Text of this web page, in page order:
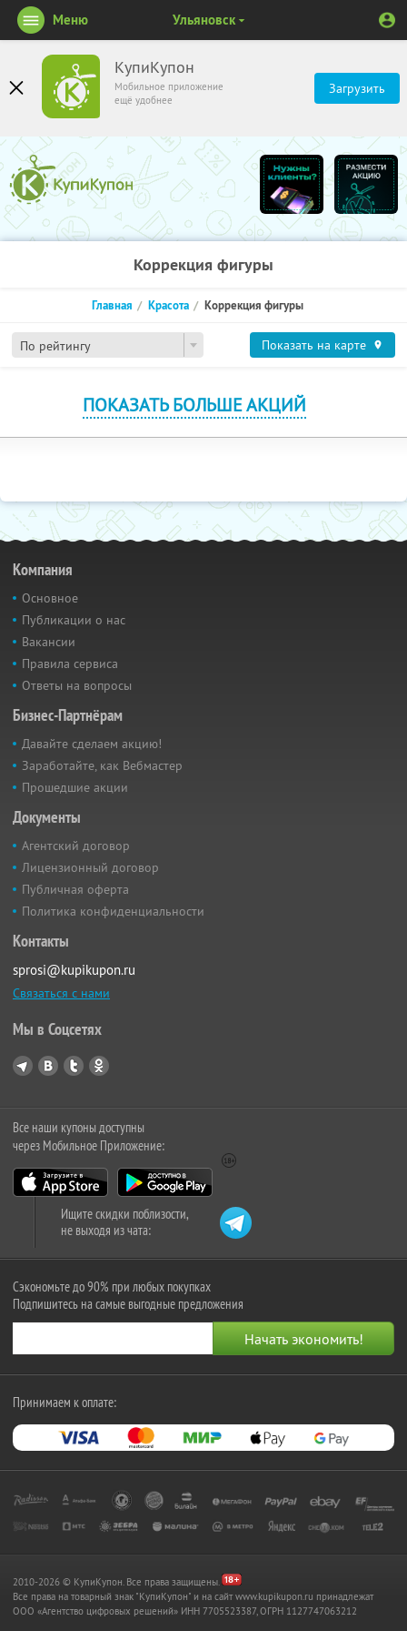
КупиКупон
Мобильное приложение
ещё удобнее
Загрузить
Меню Ульяновск
Коррекция фигуры
По рейтингу
Главная Красота Коррекция фигуры
Показать на карте
ПОКАЗАТЬ БОЛЬШЕ АКЦИЙ
Компания
Основное
Публикации о нас
Вакансии
Правила сервиса
Ответы на вопросы
Бизнес-Партнёрам
Давайте сделаем акцию!
Заработайте, как Вебмастер
Прошедшие акции
Документы
Агентский договор
Лицензионный договор
Публичная оферта
Политика конфиденциальности
Контакты
sprosi@kupikupon.ru
Связаться с нами
Мы в Соцсетях
Все наши купоны доступны
через Мобильное Приложение:
Ищите скидки поблизости,
не выходя из чата:
Сэкономьте до 90% при любых покупках
Подпишитесь на самые выгодные предложения
Принимаем к оплате:
2010-2026 © КупиКупон. Все права защищены.
Все права на товарный знак "КупиКупон" и на сайт www.kupikupon.ru принадлежат
OOO «Агентство цифровых решений» ИНН 7705523387, ОГРН 1127747063212